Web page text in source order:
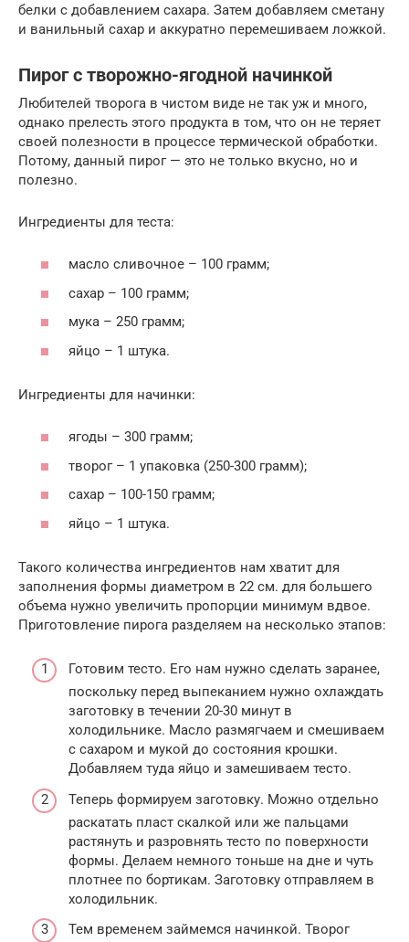
белки с добавлением сахара. Затем добавляем сметану
и ванильный сахар и аккуратно перемешиваем ложкой.
Пирог с творожно-ягодной начинкой
Любителей творога в чистом виде не так уж и много,
однако прелесть этого продукта в том, что он не теряет
своей полезности в процессе термической обработки.
Потому, данный пирог — это не только вкусно, но и
полезно.
Ингредиенты для теста:
масло сливочное – 100 грамм;
сахар – 100 грамм;
мука – 250 грамм;
яйцо – 1 штука.
Ингредиенты для начинки:
ягоды – 300 грамм;
творог – 1 упаковка (250-300 грамм);
сахар – 100-150 грамм;
яйцо – 1 штука.
Такого количества ингредиентов нам хватит для
заполнения формы диаметром в 22 см. для большего
объема нужно увеличить пропорции минимум вдвое.
Приготовление пирога разделяем на несколько этапов:
Готовим тесто. Его нам нужно сделать заранее,
поскольку перед выпеканием нужно охлаждать
заготовку в течении 20-30 минут в
холодильнике. Масло размягчаем и смешиваем
с сахаром и мукой до состояния крошки.
Добавляем туда яйцо и замешиваем тесто.
Теперь формируем заготовку. Можно отдельно
раскатать пласт скалкой или же пальцами
растянуть и разровнять тесто по поверхности
формы. Делаем немного тоньше на дне и чуть
плотнее по бортикам. Заготовку отправляем в
холодильник.
Тем временем займемся начинкой. Творог